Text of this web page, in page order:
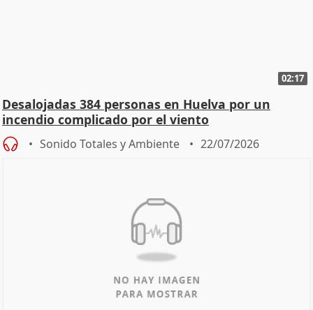
02:17
Desalojadas 384 personas en Huelva por un
incendio complicado por el viento
Sonido Totales y Ambiente 22/07/2026